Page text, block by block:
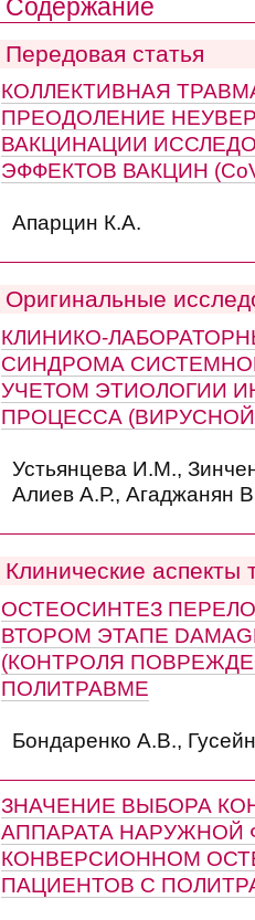
Содержание
Передовая статья
КОЛЛЕКТИВНАЯ
ПРЕОДОЛЕНИЕ
ВАКЦИНАЦИИ
ЭФФЕКТОВ ВАКЦИН
Апарцин К.А.
Оригинальные
КЛИНИКО-
СИНДРОМА
УЧЕТОМ ЭТИОЛОГИИ
ПРОЦЕССА
Устьянцева И.М.,
Алиев А.Р., Агаджанян
Клинические аспекты
ОСТЕОСИНТЕЗ
ВТОРОМ ЭТАПЕ
(КОНТРОЛЯ
ПОЛИТРАВМЕ
Бондаренко А.В.,
ЗНАЧЕНИЕ ВЫБОРА
АППАРАТА НАРУЖНОЙ
КОНВЕРСИОННОМ
ПАЦИЕНТОВ С